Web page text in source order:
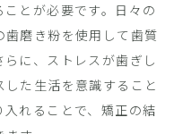
とが必要です。日々の
磨き粉を使用して歯質
に、ストレスが歯ぎし
た生活を意識すること
れることで、矯正の結